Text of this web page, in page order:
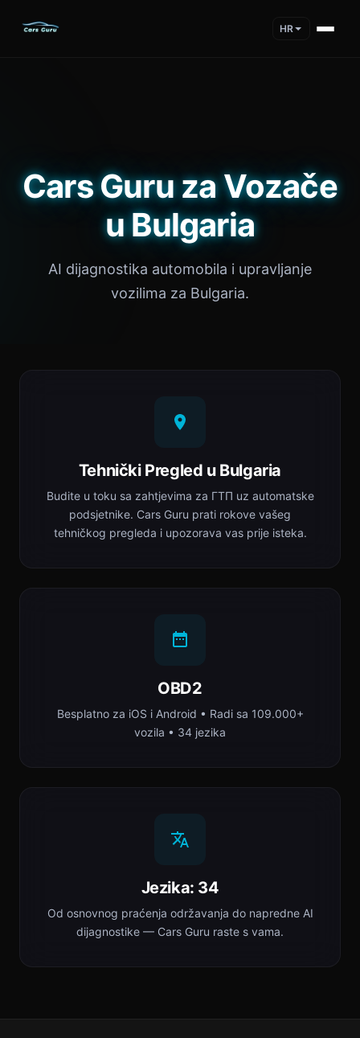
HR
Cars Guru za Vozače
u Bulgaria
AI dijagnostika automobila i upravljanje
vozilima za Bulgaria.
Tehnički Pregled u Bulgaria
Budite u toku sa zahtjevima za ГТП uz automatske
podsjetnike. Cars Guru prati rokove vašeg
tehničkog pregleda i upozorava vas prije isteka.
OBD2
Besplatno za iOS i Android • Radi sa 109.000+
vozila • 34 jezika
Jezika: 34
Od osnovnog praćenja održavanja do napredne AI
dijagnostike — Cars Guru raste s vama.